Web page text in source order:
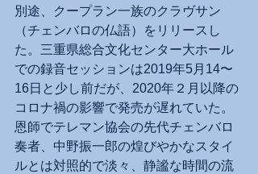
別途、クープラン一族のクラヴサン
（チェンバロの仏語）をリリースし
た。三重県総合文化センター大ホール
での録音セッションは2019年5月14〜
16日と少し前だが、2020年２月以降の
コロナ禍の影響で発売が遅れていた。
恩師でテレマン協会の先代チェンバロ
奏者、中野振一郎の煌びやかなスタイ
ルとは対照的で淡々、静謐な時間の流